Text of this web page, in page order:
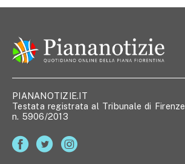
PIANANOTIZIE.IT
Testata registrata al Tribunale di Firenze,
n. 5906/2013